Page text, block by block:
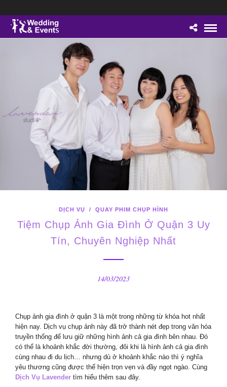
DỊCH VỤ / QUAY PHIM CHỤP HÌNH
Tiệm Chụp Ảnh Gia Đình Ở Quận 3 Uy
Tín, Chuyên Nghiệp Nhất
14/03/2023
Chụp ảnh gia đình ở quận 3 là một trong những từ khóa hot nhất
hiện nay. Dịch vụ chụp ảnh này đã trở thành nét đẹp trong văn hóa
truyền thống để lưu giữ những hình ảnh cả gia đình bên nhau. Đó
có thể là khoảnh khắc đời thường, đôi khi là hình ảnh cả gia đình
cùng nhau đi du lịch… nhưng dù ở khoảnh khắc nào thì ý nghĩa
yêu thương cũng được thể hiện trọn vẹn và đầy ngọt ngào. Cùng
Dịch Vụ Lavender tìm hiểu thêm sau đây.